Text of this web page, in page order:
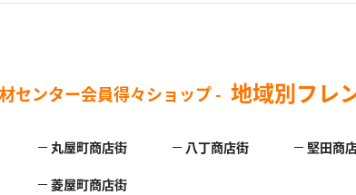
センター会員得々ショップ - 地域別フレ
丸屋町商店街 八丁商店街 堅田商
菱屋町商店街